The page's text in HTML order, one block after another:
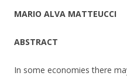
MARIO ALVA MATTEUCCI
ABSTRACT
In some economies there